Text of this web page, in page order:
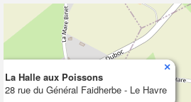
La Halle aux Poissons
28 rue du Général Faidherbe - Le Havre
×